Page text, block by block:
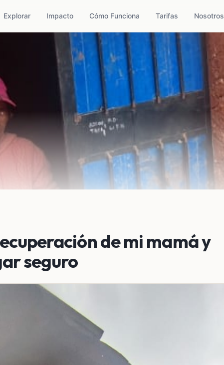
Explorar Impacto Cómo Funciona Tarifas Nosotros
de mi mamá y
seguro